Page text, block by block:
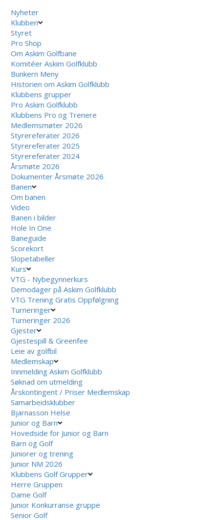
Nyheter
Klubben
Styret
Pro Shop
Om Askim Golfbane
Komitéer Askim Golfklubb
Bunkern Meny
Historien om Askim Golfklubb
Klubbens grupper
Pro Askim Golfklubb
Klubbens Pro og Trenere
Medlemsmøter 2026
Styrereferater 2026
Styrereferater 2025
Styrereferater 2024
Årsmøte 2026
Dokumenter Årsmøte 2026
Banen
Om banen
Video
Banen i bilder
Hole In One
Baneguide
Scorekort
Slopetabeller
Kurs
VTG - Nybegynnerkurs
Demodager på Askim Golfklubb
VTG Trening Gratis Oppfølgning
Turneringer
Turneringer 2026
Gjester
Gjestespill & Greenfee
Leie av golfbil
Medlemskap
Innmelding Askim Golfklubb
Søknad om utmelding
Årskontingent / Priser Medlemskap
Samarbeidsklubber
Bjarnasson Helse
Junior og Barn
Hovedside for Junior og Barn
Barn og Golf
Juniorer og trening
Junior NM 2026
Klubbens Golf Grupper
Herre Gruppen
Dame Golf
Junior Konkurranse gruppe
Senior Golf